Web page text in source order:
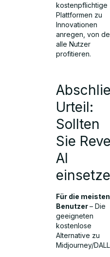
kostenpflichtige
Plattformen zu
Innovationen
anregen, von
alle Nutzer
profitieren.
Urteil:
Sollten
Sie Reve
AI
Für die meisten
Benutzer– Die
geeigneten
kostenlose
Alternative zu
Midjourney/